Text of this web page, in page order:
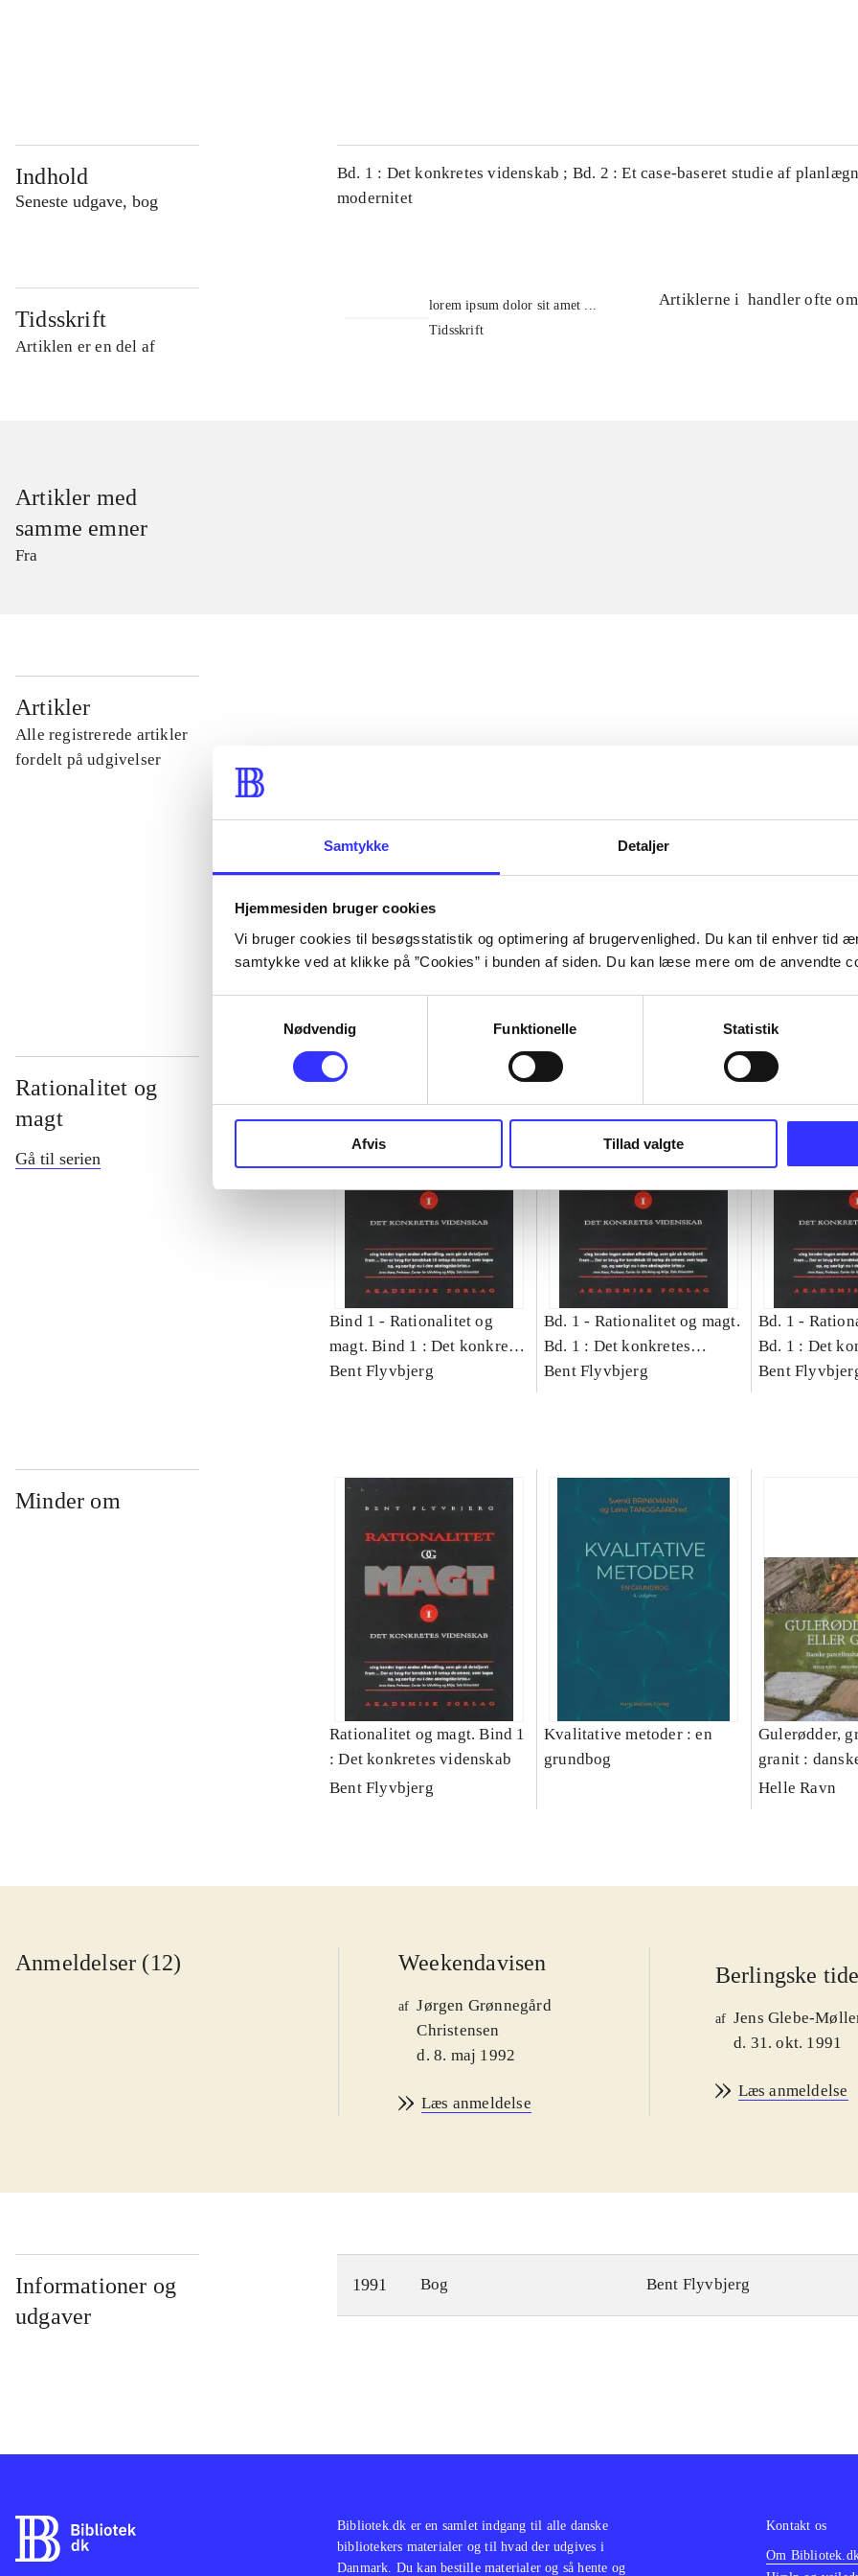
Samtykke Detaljer
Hjemmesiden bruger cookies
Vi bruger cookies til besøgsstatistik og optimering af brugervenlighed. Du kan til enhver tid
samtykke ved at klikke på ”Cookies” i bunden af siden. Du kan læse mere om de anvendte
Nødvendig
Funktionelle Statistik
Afvis Tillad valgte
Indhold
Seneste udgave, bog
Bd. 1 : Det konkretes videnskab ; Bd. 2 : Et case-baseret studie af
modernitet
Tidsskrift
Artiklen er en del af
lorem ipsum dolor sit amet ...
Tidsskrift
Artiklerne i handler ofte om
Artikler med
samme emner
Fra
Artikler
Alle registrerede artikler
fordelt på udgivelser
...
...
...
Rationalitet og
magt
Gå til serien
Bind 1 - Rationalitet og
magt. Bind 1 : Det konkretes
videnskab
Bent Flyvbjerg
Bd. 1 - Rationalitet og magt.
Bd. 1 : Det konkretes
videnskab
Bent Flyvbjerg
Bd. 1 -
Bd. 1 : Det
videnskab
Bent
Minder om
Rationalitet og magt. Bind 1
: Det konkretes videnskab
Bent Flyvbjerg
Kvalitative metoder : en
grundbog
Gulerødder,
granit :
Helle Ravn
Anmeldelser (12) Weekendavisen
af Jørgen Grønnegård
Christensen
d. 8. maj 1992
Læs anmeldelse
Berlingske
af Jens Glebe-
d. 31. okt. 1991
Læs anmeldelse
Informationer og
udgaver
1991 Bog Bent Flyvbjerg
Bibliotek.dk er en samlet indgang til alle danske
bibliotekers materialer og til hvad der udgives i
Danmark. Du kan bestille materialer og så hente og
Kontakt os
Om